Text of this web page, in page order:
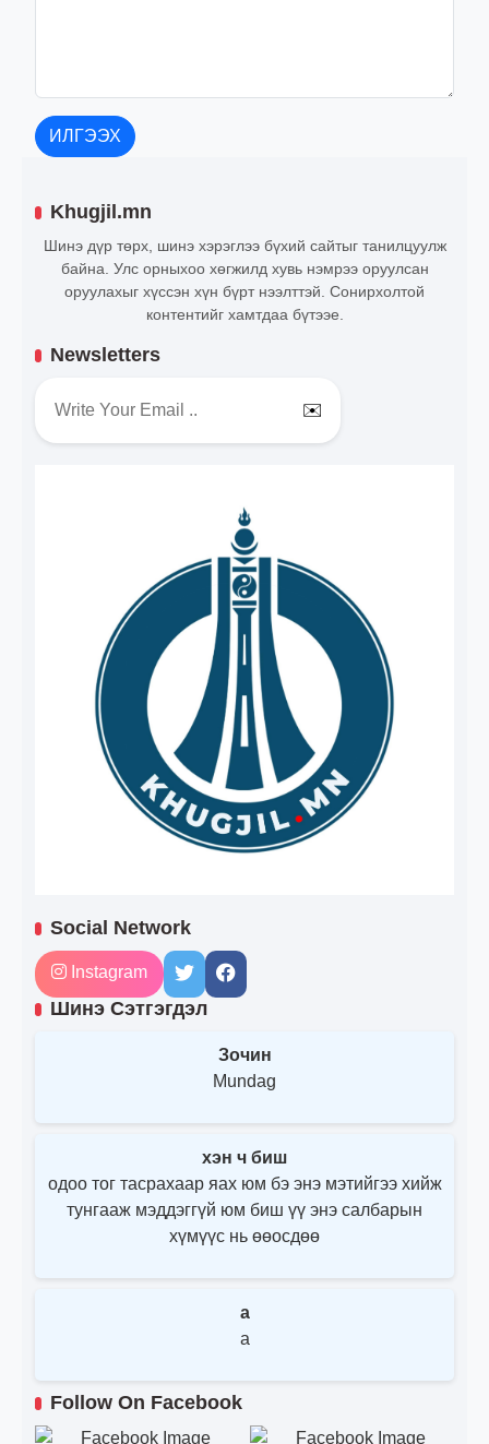
ИЛГЭЭХ
Khugjil.mn
Шинэ дүр төрх, шинэ хэрэглээ бүхий сайтыг танилцуулж
байна. Улс орныхоо хөгжилд хувь нэмрээ оруулсан
оруулахыг хүссэн хүн бүрт нээлттэй. Сонирхолтой
контентийг хамтдаа бүтээе.
Newsletters
✉️
Social Network
Instagram
Шинэ Сэтгэгдэл
Зочин
Mundag
хэн ч биш
одоо тог тасрахаар яах юм бэ энэ мэтийгээ хийж
тунгааж мэддэггүй юм биш үү энэ салбарын
хүмүүс нь өөосдөө
a
a
Follow On Facebook